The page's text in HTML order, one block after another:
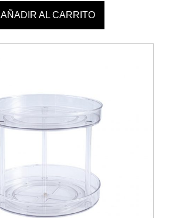
AÑADIR AL CARRITO